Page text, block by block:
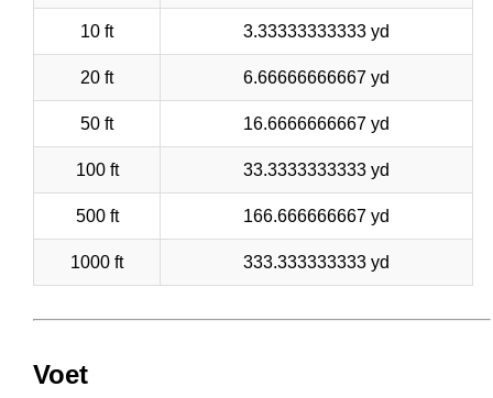
10 ft 3.33333333333 yd
20 ft 6.66666666667 yd
50 ft 16.6666666667 yd
100 ft 33.3333333333 yd
500 ft 166.666666667 yd
1000 ft 333.333333333 yd
Voet